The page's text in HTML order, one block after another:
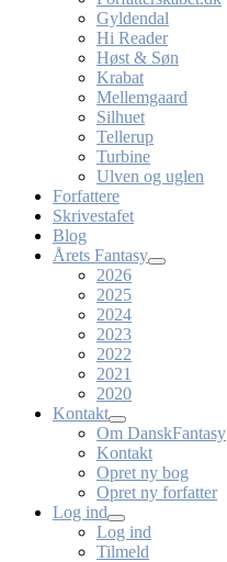
Gyldendal
Hi Reader
Høst & Søn
Krabat
Mellemgaard
Silhuet
Tellerup
Turbine
Ulven og uglen
Forfattere
Skrivestafet
Blog
Årets Fantasy
2026
2025
2024
2023
2022
2021
2020
Kontakt
Om DanskFantasy
Kontakt
Opret ny bog
Opret ny forfatter
Log ind
Log ind
Tilmeld